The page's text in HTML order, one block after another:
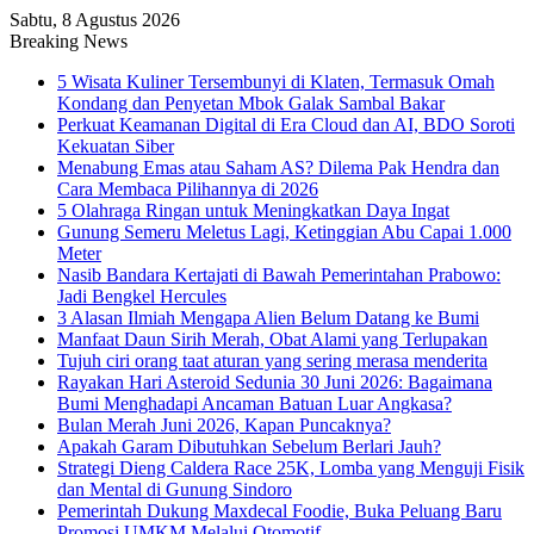
Sabtu, 8 Agustus 2026
Breaking News
5 Wisata Kuliner Tersembunyi di Klaten, Termasuk Omah
Kondang dan Penyetan Mbok Galak Sambal Bakar
Perkuat Keamanan Digital di Era Cloud dan AI, BDO Soroti
Kekuatan Siber
Menabung Emas atau Saham AS? Dilema Pak Hendra dan
Cara Membaca Pilihannya di 2026
5 Olahraga Ringan untuk Meningkatkan Daya Ingat
Gunung Semeru Meletus Lagi, Ketinggian Abu Capai 1.000
Meter
Nasib Bandara Kertajati di Bawah Pemerintahan Prabowo:
Jadi Bengkel Hercules
3 Alasan Ilmiah Mengapa Alien Belum Datang ke Bumi
Manfaat Daun Sirih Merah, Obat Alami yang Terlupakan
Tujuh ciri orang taat aturan yang sering merasa menderita
Rayakan Hari Asteroid Sedunia 30 Juni 2026: Bagaimana
Bumi Menghadapi Ancaman Batuan Luar Angkasa?
Bulan Merah Juni 2026, Kapan Puncaknya?
Apakah Garam Dibutuhkan Sebelum Berlari Jauh?
Strategi Dieng Caldera Race 25K, Lomba yang Menguji Fisik
dan Mental di Gunung Sindoro
Pemerintah Dukung Maxdecal Foodie, Buka Peluang Baru